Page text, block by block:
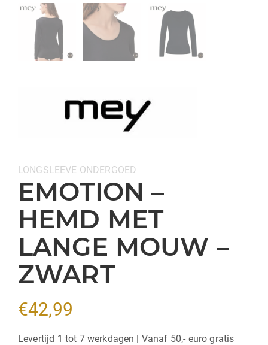
Categorieën:
LONGSLEEVE ONDERGOED
EMOTION –
HEMD MET
LANGE MOUW –
ZWART
€42,99
Levertijd 1 tot 7 werkdagen | Vanaf 50,- euro gratis